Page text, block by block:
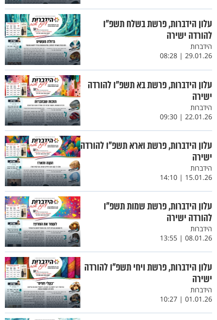
עלון הידברות, פרשת בשלח תשפ"ו
להורדה ישירה
הידברות
29.01.26 | 08:28
עלון הידברות, פרשת בא תשפ"ו להורדה
ישירה
הידברות
22.01.26 | 09:30
עלון הידברות, פרשת וארא תשפ"ו להורדה
ישירה
הידברות
15.01.26 | 14:10
עלון הידברות, פרשת שמות תשפ"ו
להורדה ישירה
הידברות
08.01.26 | 13:55
עלון הידברות, פרשת ויחי תשפ"ו להורדה
ישירה
הידברות
01.01.26 | 10:27